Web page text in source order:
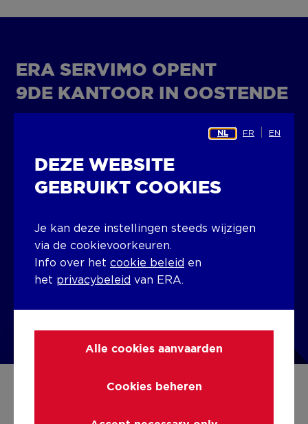
ERA SERVIMO OPENT
9DE KANTOOR IN OOSTENDE
ERA SERVIMO zet zijn groei verder en opent
Koningin der Badsteden: Oostende.
“Met dit nieuwe kantoor willen we een actieve rol
een betrouwbare partner zijn voor iedereen met
vastgoedplannen in Oostende,” aldus het team.
📍 Vindictivelaan 21 , 8400 Oostende
Lees er hier alles over!
NL FR EN
DEZE WEBSITE
GEBRUIKT COOKIES
Je kan deze instellingen steeds wijzigen
via de cookievoorkeuren.
Info over het cookie beleid en
het privacybeleid van ERA.
Alle cookies aanvaarden
Cookies beheren